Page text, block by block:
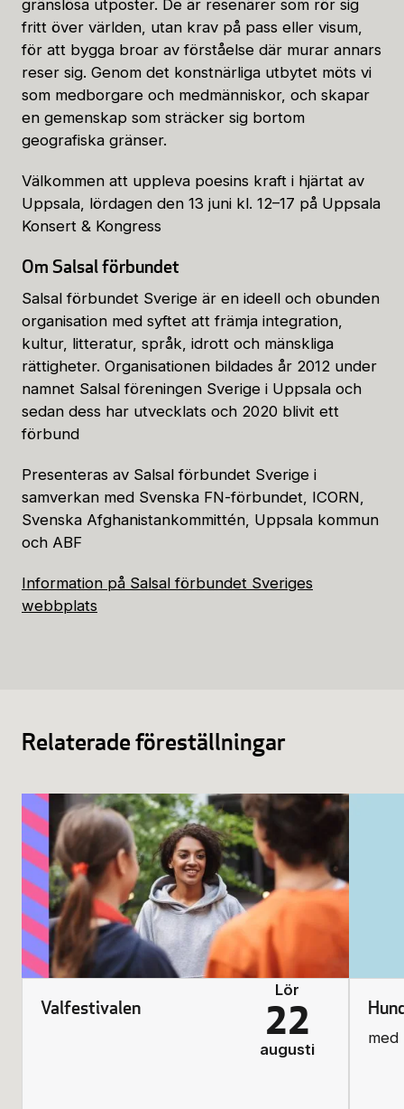
gränslösa utposter. De är resenärer som rör sig
fritt över världen, utan krav på pass eller visum,
för att bygga broar av förståelse där murar annars
reser sig. Genom det konstnärliga utbytet möts vi
som medborgare och medmänniskor, och skapar
en gemenskap som sträcker sig bortom
geografiska gränser.
Välkommen att uppleva poesins kraft i hjärtat av
Uppsala, lördagen den 13 juni kl. 12–17 på Uppsala
Konsert & Kongress
Om Salsal förbundet
Salsal förbundet Sverige är en ideell och obunden
organisation med syftet att främja integration,
kultur, litteratur, språk, idrott och mänskliga
rättigheter. Organisationen bildades år 2012 under
namnet Salsal föreningen Sverige i Uppsala och
sedan dess har utvecklats och 2020 blivit ett
förbund
Presenteras av Salsal förbundet Sverige i
samverkan med Svenska FN-förbundet, ICORN,
Svenska Afghanistankommittén, Uppsala kommun
och ABF
Information på Salsal förbundet Sveriges
webbplats
Relaterade föreställningar
Valfestivalen
Lör
22
augusti
med